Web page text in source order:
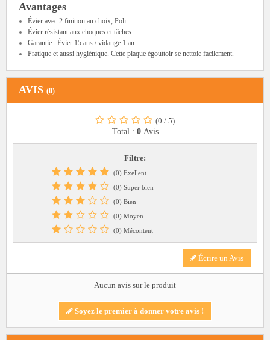
Avantages
Évier avec 2 finition au choix, Poli.
Évier résistant aux choques et tâches.
Garantie : Évier 15 ans / vidange 1 an.
Pratique et aussi hygiénique. Cette plaque égouttoir se nettoie facilement.
AVIS (0)
(0 / 5)
Total : 0 Avis
Filtre:
(0) Exellent
(0) Super bien
(0) Bien
(0) Moyen
(0) Mécontent
Écrire un Avis
Aucun avis sur le produit
Soyez le premier à donner votre avis !